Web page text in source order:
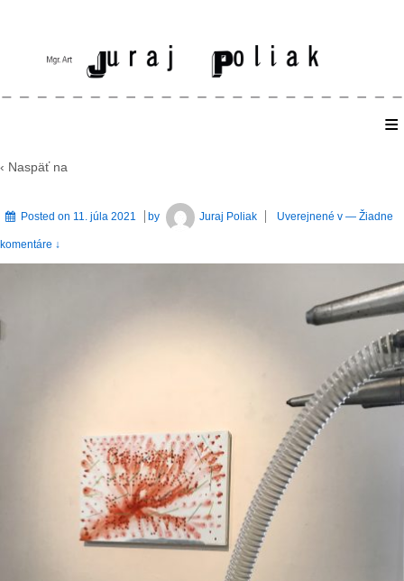
≡
‹ Naspäť na
Posted on 11. júla 2021 by Juraj Poliak Uverejnené v — Žiadne
komentáre ↓